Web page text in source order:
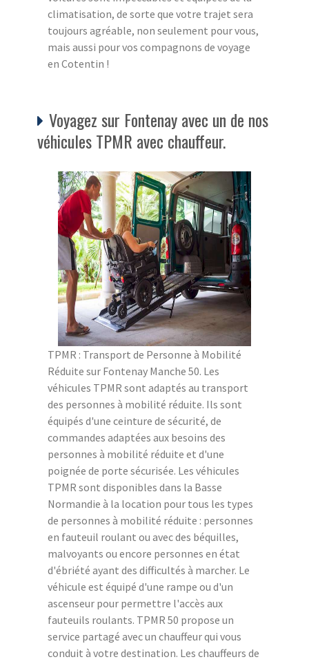
climatisation, de sorte que votre trajet sera
toujours agréable, non seulement pour vous,
mais aussi pour vos compagnons de voyage
en Cotentin !
Voyagez sur Fontenay avec un de nos
véhicules TPMR avec chauffeur.
TPMR : Transport de Personne à Mobilité
Réduite sur Fontenay Manche 50. Les
véhicules TPMR sont adaptés au transport
des personnes à mobilité réduite. Ils sont
équipés d'une ceinture de sécurité, de
commandes adaptées aux besoins des
personnes à mobilité réduite et d'une
poignée de porte sécurisée. Les véhicules
TPMR sont disponibles dans la Basse
Normandie à la location pour tous les types
de personnes à mobilité réduite : personnes
en fauteuil roulant ou avec des béquilles,
malvoyants ou encore personnes en état
d'ébriété ayant des difficultés à marcher. Le
véhicule est équipé d'une rampe ou d'un
ascenseur pour permettre l'accès aux
fauteuils roulants. TPMR 50 propose un
service partagé avec un chauffeur qui vous
conduit à votre destination. Les chauffeurs de